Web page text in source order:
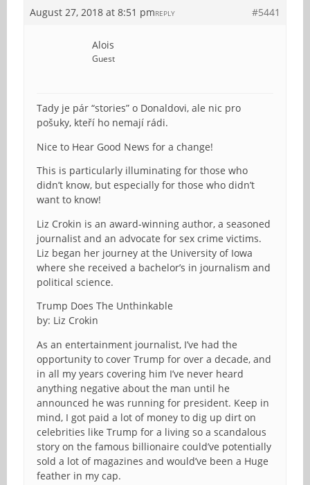
August 27, 2018 at 8:51 pm #5441
REPLY
Alois
Guest
Tady je pár “stories” o Donaldovi, ale nic pro
pošuky, kteří ho nemají rádi.
Nice to Hear Good News for a change!
This is particularly illuminating for those who
didn’t know, but especially for those who didn’t
want to know!
Liz Crokin is an award-winning author, a seasoned
journalist and an advocate for sex crime victims.
Liz began her journey at the University of Iowa
where she received a bachelor’s in journalism and
political science.
Trump Does The Unthinkable
by: Liz Crokin
As an entertainment journalist, I’ve had the
opportunity to cover Trump for over a decade, and
in all my years covering him I’ve never heard
anything negative about the man until he
announced he was running for president. Keep in
mind, I got paid a lot of money to dig up dirt on
celebrities like Trump for a living so a scandalous
story on the famous billionaire could’ve potentially
sold a lot of magazines and would’ve been a Huge
feather in my cap.